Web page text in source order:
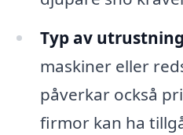
Typ av
maskiner eller
påverkar också
firmor kan ha